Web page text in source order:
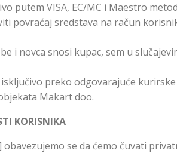
putem VISA, EC/MC i Maestro
povraćaj sredstava na račun
i novca snosi kupac, sem u
preko odgovarajuće
Makart doo.
KORISNIKA
obavezujemo se da ćemo čuvati